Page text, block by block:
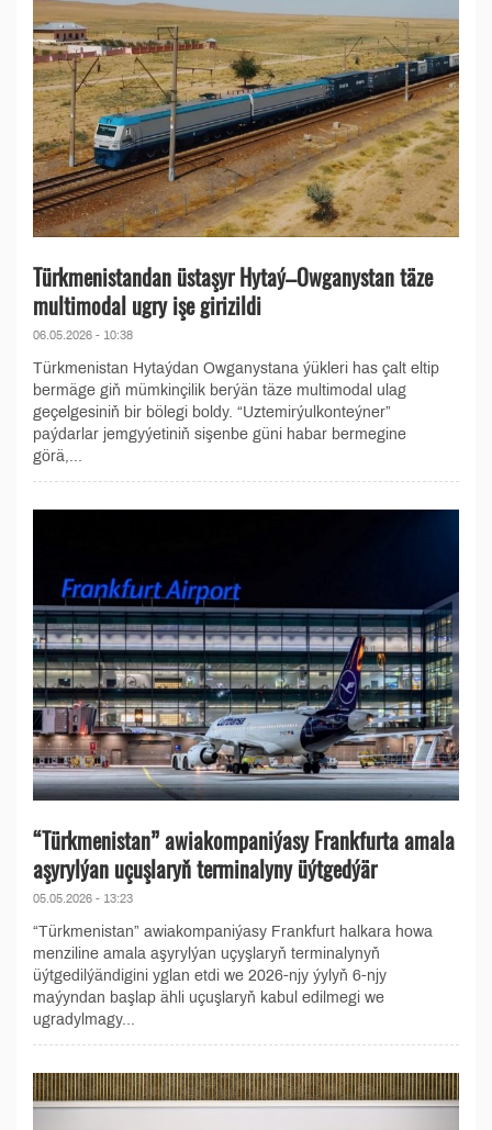
Türkmenistandan üstaşyr Hytaý–Owganystan täze
multimodal ugry işe girizildi
06.05.2026 - 10:38
Türkmenistan Hytaýdan Owganystana ýükleri has çalt eltip
bermäge giň mümkinçilik berýän täze multimodal ulag
geçelgesiniň bir bölegi boldy. “Uztemirýulkonteýner”
paýdarlar jemgyýetiniň sişenbe güni habar bermegine
görä,...
“Türkmenistan” awiakompaniýasy Frankfurta amala
aşyrylýan uçuşlaryň terminalyny üýtgedýär
05.05.2026 - 13:23
“Türkmenistan” awiakompaniýasy Frankfurt halkara howa
menziline amala aşyrylýan uçyşlaryň terminalynyň
üýtgedilýändigini yglan etdi we 2026-njy ýylyň 6-njy
maýyndan başlap ähli uçuşlaryň kabul edilmegi we
ugradylmagy...